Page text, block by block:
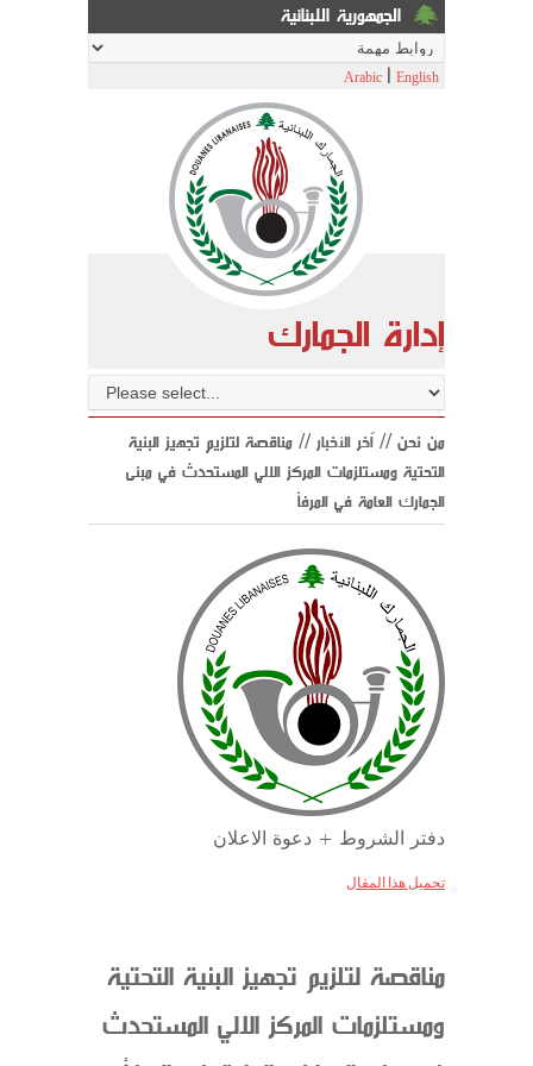
الجمهورية اللبنانية
Arabic English
إدارة الجمارك
من نحن // اّخر الأخبار// مناقصة لتلزيم تجهيز البنية
التحتية ومستلزمات المركز الالي المستحدث في مبنى
الجمارك العامة في المرفأ
دفتر الشروط + دعوة الاعلان
تحميل هذا المقال
مناقصة لتلزيم تجهيز البنية التحتية
ومستلزمات المركز الالي المستحدث